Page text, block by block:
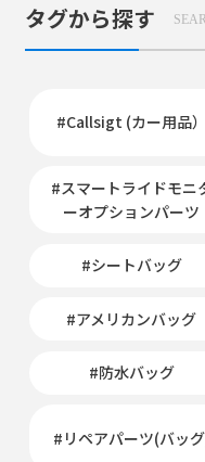
タグから探す
#Callsigt (カー用品）
#スマートライドモニ
ーオプションパーツ
#シートバッグ
#アメリカンバッグ
#防水バッグ
#リペアパーツ(バッ